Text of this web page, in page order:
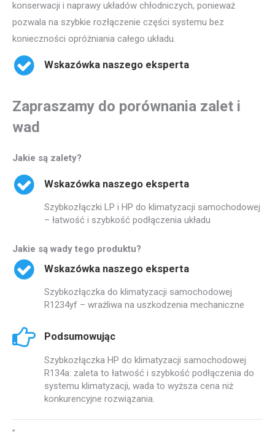
konserwacji i naprawy układów chłodniczych, ponieważ
pozwala na szybkie rozłączenie części systemu bez
konieczności opróżniania całego układu.
Wskazówka naszego eksperta
Zapraszamy do porównania zalet i
wad
Jakie są zalety?
Wskazówka naszego eksperta
Szybkozłączki LP i HP do klimatyzacji samochodowej
– łatwość i szybkość podłączenia układu
Jakie są wady tego produktu?
Wskazówka naszego eksperta
Szybkozłączka do klimatyzacji samochodowej
R1234yf – wrażliwa na uszkodzenia mechaniczne
Podsumowując
Szybkozłączka HP do klimatyzacji samochodowej
R134a: zaleta to łatwość i szybkość podłączenia do
systemu klimatyzacji, wada to wyższa cena niż
konkurencyjne rozwiązania.
”